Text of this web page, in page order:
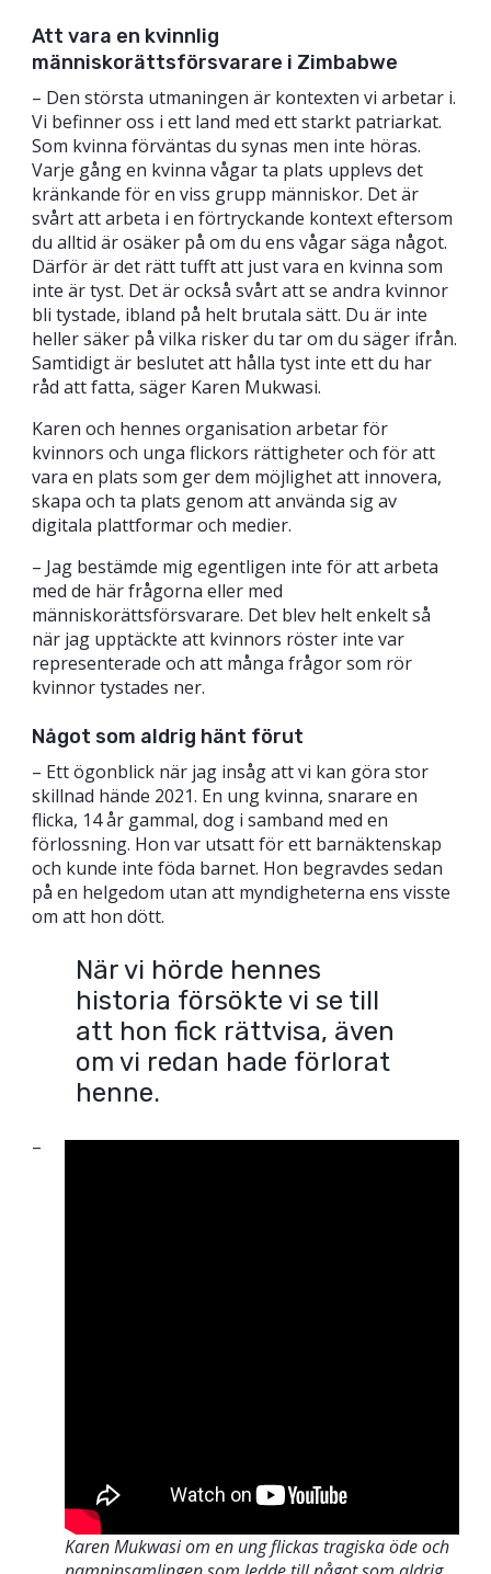
Att vara en kvinnlig
människorättsförsvarare i Zimbabwe
– Den största utmaningen är kontexten vi arbetar i.
Vi befinner oss i ett land med ett starkt patriarkat.
Som kvinna förväntas du synas men inte höras.
Varje gång en kvinna vågar ta plats upplevs det
kränkande för en viss grupp människor. Det är
svårt att arbeta i en förtryckande kontext eftersom
du alltid är osäker på om du ens vågar säga något.
Därför är det rätt tufft att just vara en kvinna som
inte är tyst. Det är också svårt att se andra kvinnor
bli tystade, ibland på helt brutala sätt. Du är inte
heller säker på vilka risker du tar om du säger ifrån.
Samtidigt är beslutet att hålla tyst inte ett du har
råd att fatta, säger Karen Mukwasi.
Karen och hennes organisation arbetar för
kvinnors och unga flickors rättigheter och för att
vara en plats som ger dem möjlighet att innovera,
skapa och ta plats genom att använda sig av
digitala plattformar och medier.
– Jag bestämde mig egentligen inte för att arbeta
med de här frågorna eller med
människorättsförsvarare. Det blev helt enkelt så
när jag upptäckte att kvinnors röster inte var
representerade och att många frågor som rör
kvinnor tystades ner.
Något som aldrig hänt förut
– Ett ögonblick när jag insåg att vi kan göra stor
skillnad hände 2021. En ung kvinna, snarare en
flicka, 14 år gammal, dog i samband med en
förlossning. Hon var utsatt för ett barnäktenskap
och kunde inte föda barnet. Hon begravdes sedan
på en helgedom utan att myndigheterna ens visste
om att hon dött.
När vi hörde hennes
historia försökte vi se till
att hon fick rättvisa, även
om vi redan hade förlorat
henne.
Karen Mukwasi om en ung flickas tragiska öde och
–